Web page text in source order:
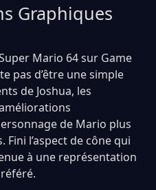
Graphiques
Mario 64 sur Game
pas d’être une simple
de Joshua, les
de Mario plus
l’aspect de cône qui
à une représentation